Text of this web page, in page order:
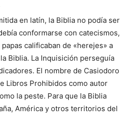
en latín, la Biblia no podía ser
conformarse con catecismos,
calificaban de «herejes» a
Biblia. La Inquisición perseguía
El nombre de Casiodoro
Libros Prohibidos como autor
la peste. Para que la Biblia
América y otros territorios del